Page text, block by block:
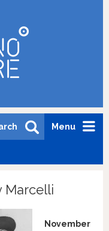
Menu
Marcelli
November